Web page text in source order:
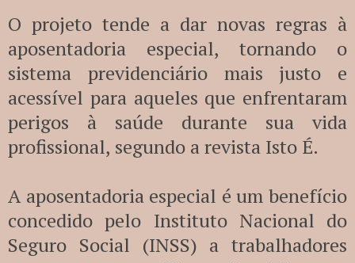
O projeto tende a dar novas regras à
aposentadoria especial, tornando o
sistema previdenciário mais justo e
acessível para aqueles que enfrentaram
perigos à saúde durante sua vida
profissional, segundo a revista Isto É.
A aposentadoria especial é um benefício
concedido pelo Instituto Nacional do
Seguro Social (INSS) a trabalhadores